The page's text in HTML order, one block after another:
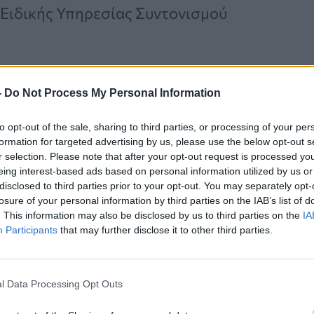
Do Not Process My Personal Information
opt-out of the sale, sharing to third parties, or processing of your
for targeted advertising by us, please use the below opt-out
selection. Please note that after your opt-out request is processed
interest-based ads based on personal information utilized by us
to third parties prior to your opt-out. You may separately
of your personal information by third parties on the IAB’s list of
This information may also be disclosed by us to third parties on the
Participants that may further disclose it to other third parties.
Data Processing Opt Outs
Υπηρεσίας Συντονισμού
Νέα Ελάχιστα
Επεμβατική Εστιακή
Θεραπεία με NanoKnife
ανταγωνιστικότητα της